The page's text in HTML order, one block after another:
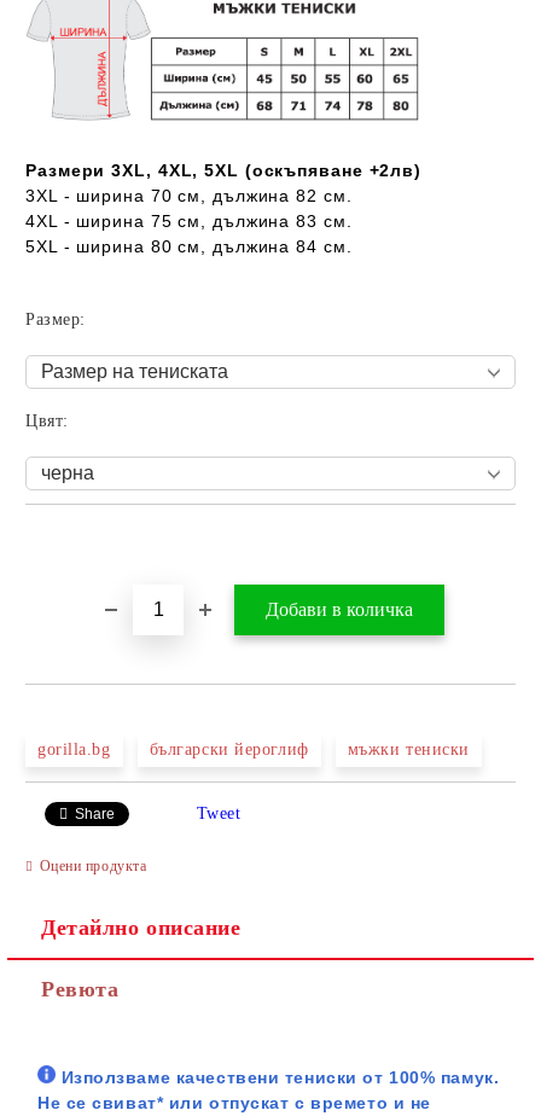
Размери 3XL, 4XL, 5XL (оскъпяване +2лв)
3XL - ширина 70 см, дължина 82 см.
4XL - ширина 75 см, дължина 83 см.
5XL - ширина 80 см, дължина 84 см.
Размер:
Цвят:
gorilla.bg български йероглиф мъжки тениски
Share Tweet
Оцени продукта
Детайлно описание
Ревюта
Използваме качествени тениски от 100% памук.
Не се свиват* или отпускат с времето и не